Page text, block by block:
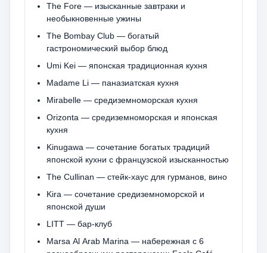
The Fore — изысканные завтраки и
необыкновенные ужины
The Bombay Club — богатый
гастрономический выбор блюд
Umi Kei — японская традиционная кухня
Madame Li — паназиатская кухня
Mirabelle — средиземноморская кухня
Orizonta — средиземноморская и японская
кухня
Kinugawa — сочетание богатых традиций
японской кухни с французской изысканностью
The Cullinan — стейк-хаус для гурманов, вино
Kira — сочетание средиземноморской и
японской души
LITT — бар-клуб
Marsa Al Arab Marina — набережная с 6